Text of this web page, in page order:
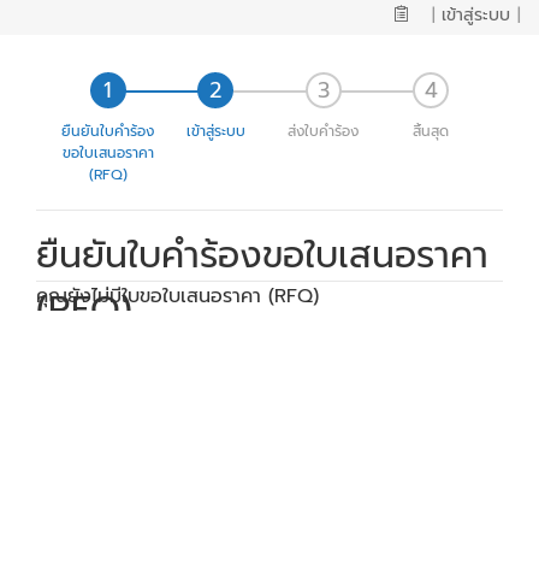
| เข้าสู่ระบบ |
ยืนยันใบคำร้อง
ขอใบเสนอราคา
(RFQ)
เข้าสู่ระบบ ส่งใบคำร้อง สิ้นสุด
ยืนยันใบคำร้องขอใบเสนอราคา
(RFQ)
คุณยังไม่มีใบขอใบเสนอราคา (RFQ)